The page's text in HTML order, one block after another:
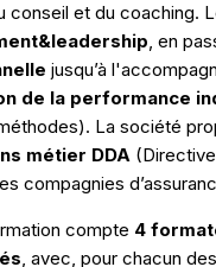
conseil et du coaching.
, en
jusqu’à
de la performance
La société
métier DDA
compagnies
compte 4
, avec, pour chacun